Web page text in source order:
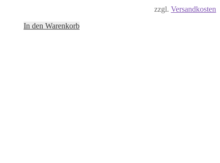
zzgl. Versandkosten
In den Warenkorb